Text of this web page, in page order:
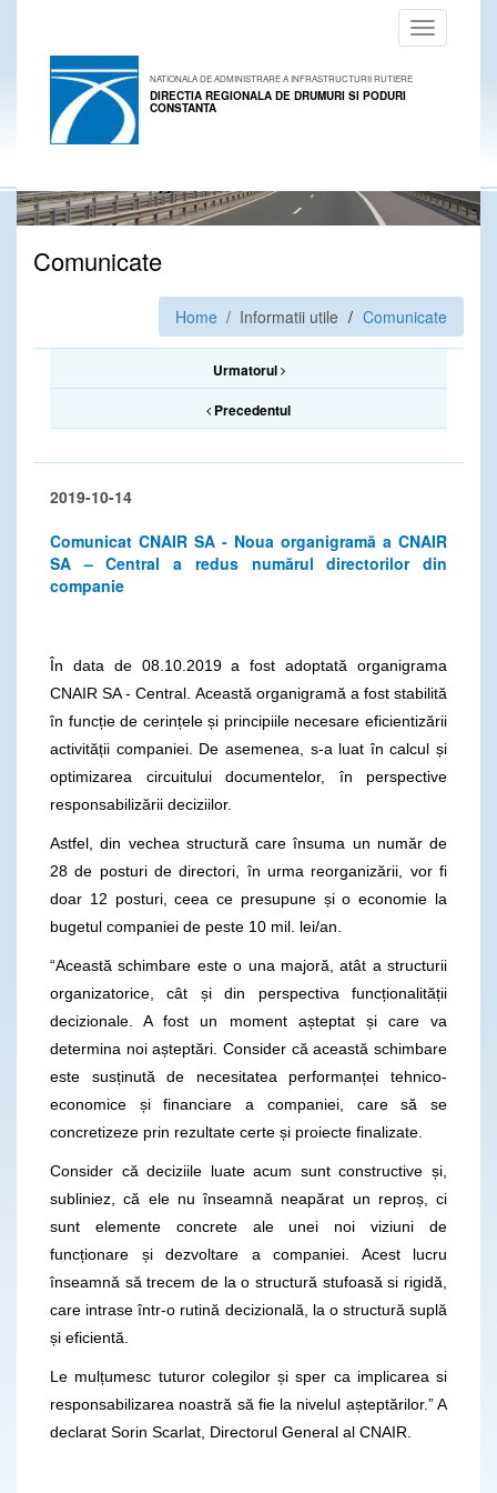
Toggle
navigation
NATIONALA DE ADMINISTRARE A INFRASTRUCTURII RUTIERE
DIRECTIA REGIONALA DE DRUMURI SI PODURI
CONSTANTA
Comunicate
Home / Informatii utile Comunicate
Urmatorul
Precedentul
2019-10-14
Comunicat CNAIR SA - Noua organigramă a CNAIR
SA – Central a redus numărul directorilor din
companie
În data de 08.10.2019 a fost adoptată organigrama
CNAIR SA - Central. Această organigramă a fost stabilită
în funcție de cerințele și principiile necesare eficientizării
activității companiei. De asemenea, s-a luat în calcul și
optimizarea circuitului documentelor, în perspective
responsabilizării deciziilor.
Astfel, din vechea structură care însuma un număr de
28 de posturi de directori, în urma reorganizării, vor fi
doar 12 posturi, ceea ce presupune și o economie la
bugetul companiei de peste 10 mil. lei/an.
“Această schimbare este o una majoră, atât a structurii
organizatorice, cât și din perspectiva funcționalității
decizionale. A fost un moment așteptat și care va
determina noi așteptări. Consider că această schimbare
este susținută de necesitatea performanței tehnico-
economice și financiare a companiei, care să se
concretizeze prin rezultate certe și proiecte finalizate.
Consider că deciziile luate acum sunt constructive și,
subliniez, că ele nu înseamnă neapărat un reproș, ci
sunt elemente concrete ale unei noi viziuni de
funcționare și dezvoltare a companiei. Acest lucru
înseamnă să trecem de la o structură stufoasă si rigidă,
care intrase într-o rutină decizională, la o structură suplă
și eficientă.
Le mulțumesc tuturor colegilor și sper ca implicarea si
responsabilizarea noastră să fie la nivelul așteptărilor.” A
declarat Sorin Scarlat, Directorul General al CNAIR.